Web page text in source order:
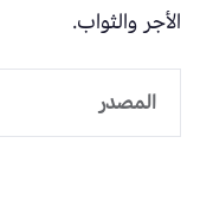
الأجر والثواب.
المصدر